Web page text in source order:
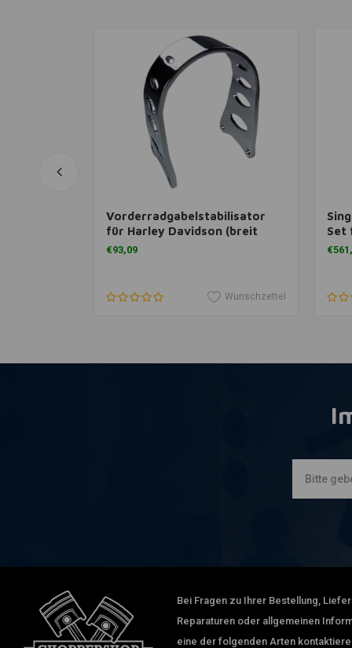
View more
Vorderradgabelstabilisator
für Harley Davidson (breit
oder schmal)
€93,09
Wunschzettel
Set
Bei Fragen zu Ihrer Bestellung,
Reparaturen oder allgemeinen
eine der folgenden Arten